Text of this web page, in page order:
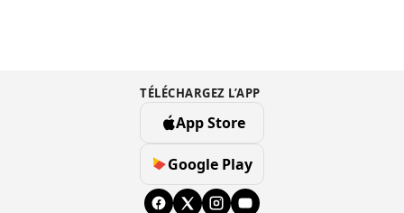
TÉLÉCHARGEZ L’APP
App Store
Google Play